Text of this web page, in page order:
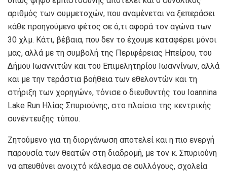
αριθμός των συμμετοχών, που αναμένεται να ξεπεράσει
κάθε προηγούμενο φέτος σε ό,τι αφορά τον αγώνα των
30 χλμ. Κάτι, βέβαια, που δεν το έχουμε καταφέρει μόνοι
μας, αλλά με τη συμβολή της Περιφέρειας Ηπείρου, του
Δήμου Ιωαννιτών και του Επιμελητηρίου Ιωαννίνων, αλλά
και με την τεράστια βοήθεια των εθελοντών και τη
στήριξη των χορηγών», τόνισε ο διευθυντής του Ioannina
Lake Run Ηλίας Σπυριούνης, στο πλαίσιο της κεντρικής
συνέντευξης τύπου.
Ζητούμενο για τη διοργάνωση αποτελεί και η πιο ενεργή
παρουσία των θεατών στη διαδρομή, με τον κ. Σπυριούνη
να απευθύνει ανοιχτό κάλεσμα σε συλλόγους, σχολεία